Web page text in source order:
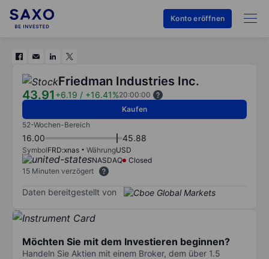
Konto eröffnen
Friedman Industries Inc.
43.91+6.19 / +16.41%20:00:00
Kaufen
52-Wochen-Bereich
16.00 45.88
SymbolFRD:xnas WährungUSD
NASDAQ
Closed
15 Minuten verzögert
Daten bereitgestellt von
Möchten Sie mit dem Investieren beginnen?
Handeln Sie Aktien mit einem Broker, dem über 1.5